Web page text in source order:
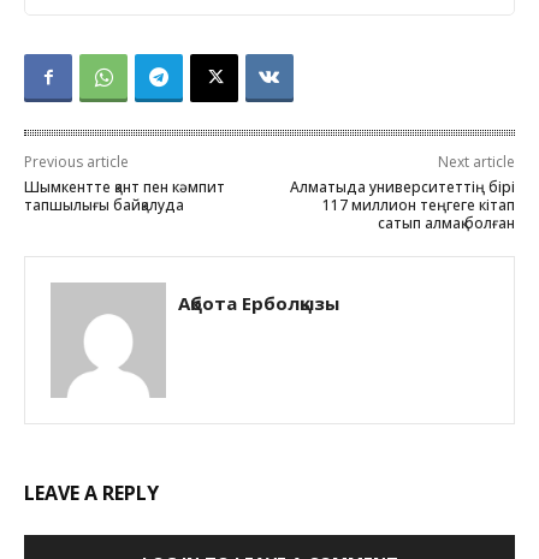
Previous article
Шымкентте қант пен кәмпит
тапшылығы байқалуда
Next article
Алматыда университеттің бірі
117 миллион теңгеге кітап
сатып алмақ болған
Ақбота Ерболқызы
LEAVE A REPLY